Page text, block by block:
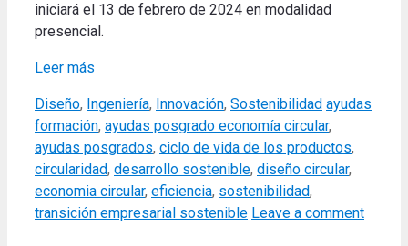
iniciará el 13 de febrero de 2024 en modalidad
presencial.
Leer más
Categories
Diseño, Ingeniería, Innovación, Sostenibilidad Tags
ayudas
formación, ayudas posgrado economía circular,
ayudas posgrados, ciclo de vida de los productos,
circularidad, desarrollo sostenible, diseño circular,
economia circular, eficiencia, sostenibilidad,
transición empresarial sostenible Leave a comment